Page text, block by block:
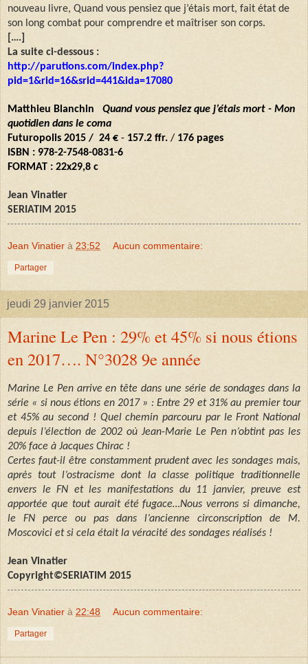
nouveau livre, Quand vous pensiez que j’étais mort, fait état de
son long combat pour comprendre et maîtriser son corps.
[….]
La suite ci-dessous :
http://parutions.com/index.php?
pid=1&rid=16&srid=441&ida=17080
Matthieu Blanchin
Quand vous pensiez que j’étais mort - Mon
quotidien dans le coma
Futuropolis 2015 / 24 € - 157.2 ffr. / 176 pages
ISBN : 978-2-7548-0831-6
FORMAT : 22x29,8 c
Jean Vinatier
SERIATIM 2015
Jean Vinatier à 23:52 Aucun commentaire:
Partager
jeudi 29 janvier 2015
Marine Le Pen : 29% et 45% si nous étions
en 2017…. N°3028 9e année
Marine Le Pen arrive en tête dans une série de sondages dans la
série « si nous étions en 2017 » : Entre 29 et 31% au premier tour
et 45% au second ! Quel chemin parcouru par le Front National
depuis l’élection de 2002 où Jean-Marie Le Pen n’obtint pas les
20% face à Jacques Chirac !
Certes faut-il être constamment prudent avec les sondages mais,
après tout l’ostracisme dont la classe politique traditionnelle
envers le FN et les manifestations du 11 janvier, preuve est
apportée que tout aurait été fugace…Nous verrons si dimanche,
le FN perce ou pas dans l’ancienne circonscription de M.
Moscovici et si cela était la véracité des sondages réalisés !
Jean Vinatier
Copyright©SERIATIM 2015
Jean Vinatier à 22:48 Aucun commentaire:
Partager